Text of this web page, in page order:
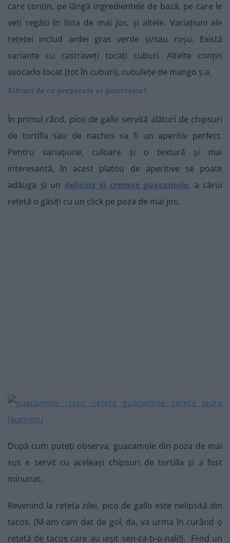
care conțin, pe lângă ingredientele de bază, pe care le
veți regăsi în lista de mai jos, și altele. Variațiuni ale
rețetei includ ardei gras verde și/sau roșu. Există
variante cu castraveți tocați cuburi. Altelte conțin
avocado tocat (tot în cuburi), cubulețe de mango ș.a.
Alături de ce preparate se potrivește?
În primul rând, pico de gallo servită alături de chipsuri
de tortilla sau de nachos va fi un aperitiv perfect.
Pentru variațiune, culoare și o textură și mai
interesantă, în acest platou de aperitive se poate
adăuga și un delicios și cremos guacamole, a cărui
rețetă o găsiți cu un click pe poza de mai jos.
După cum puteți observa, guacamole din poza de mai
sus e servit cu aceleași chipsuri de tortilla și a fost
minunat.
Revenind la rețeta zilei, pico de gallo este nelipsită din
tacos. (M-am cam dat de gol, da, va urma în curând o
rețetă de tacos care au ieșit sen-za-ți-o-nali!). Fiind un